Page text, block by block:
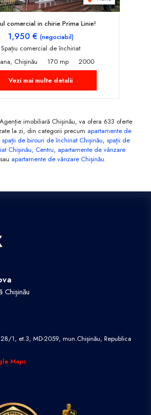
comercial in chirie Prima Linie!
1,950 € (negociabil)
Spațiu comercial de închiriat
Chișinău
170 mp
2000
Vezi mai multe detalii
imobiliară Chișinău, va ofera 633 oferte
la zi, din categorii precum apartamente de
spații de birouri de închiriat Chișinău, spații de
Chișinău, Centru, apartamente de vânzare
sau apartamente de vânzare Chișinău.
1, et.3, MD-2059, mun.Chișinău, Republica
Maps